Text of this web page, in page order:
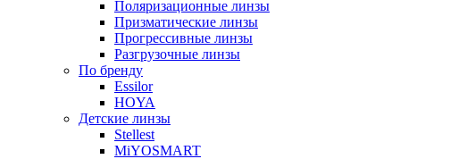
Поляризационные линзы
Призматические линзы
Прогрессивные линзы
Разгрузочные линзы
По бренду
Essilor
HOYA
Детские линзы
Stellest
MiYOSMART